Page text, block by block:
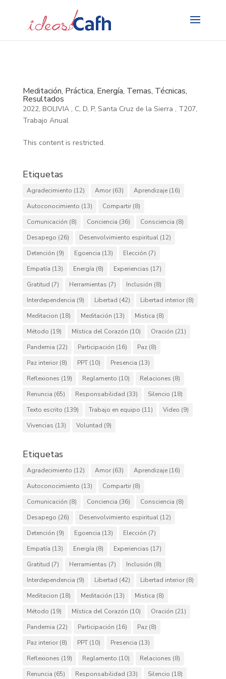
Meditación, Práctica, Energía, Temas, Técnicas,
Resultados
2022, BOLIVIA , C, D, P, Santa Cruz de la Sierra , T207,
Trabajo Anual
This content is restricted.
Etiquetas
Agradecimiento (12) Amor(63) Aprendizaje(16)
Autoconocimiento (13) Compartir(8)
Comunicación (8) Conciencia (36) Consciencia (8)
Desapego (26) Desenvolvimiento espiritual(12)
Detención (9) Egoencia (13) Elección (7)
Empatía (13) Energía (8) Experiencias (17)
Gratitud (7) Herramientas (7) Inclusión (8)
Interdependencia (9) Libertad (42) Libertad interior(8)
Meditacion (18) Meditación (13) Mistica (8)
Método (19) Mística del Corazón (10) Oración (21)
Pandemia (22) Participación (16) Paz(8)
Paz interior(8) PPT(10) Presencia (13)
Reflexiones (19) Reglamento (10) Relaciones (8)
Renuncia (65) Responsabilidad (33) Silencio (18)
Texto escrito (139) Trabajo en equipo (11) Video (9)
Vivencias (13) Voluntad (9)
Etiquetas
Agradecimiento (12) Amor(63) Aprendizaje(16)
Autoconocimiento (13) Compartir(8)
Comunicación (8) Conciencia (36) Consciencia (8)
Desapego (26) Desenvolvimiento espiritual(12)
Detención (9) Egoencia (13) Elección (7)
Empatía (13) Energía (8) Experiencias (17)
Gratitud (7) Herramientas (7) Inclusión (8)
Interdependencia (9) Libertad (42) Libertad interior(8)
Meditacion (18) Meditación (13) Mistica (8)
Método (19) Mística del Corazón (10) Oración (21)
Pandemia (22) Participación (16) Paz(8)
Paz interior(8) PPT(10) Presencia (13)
Reflexiones (19) Reglamento (10) Relaciones (8)
Renuncia (65) Responsabilidad (33) Silencio (18)